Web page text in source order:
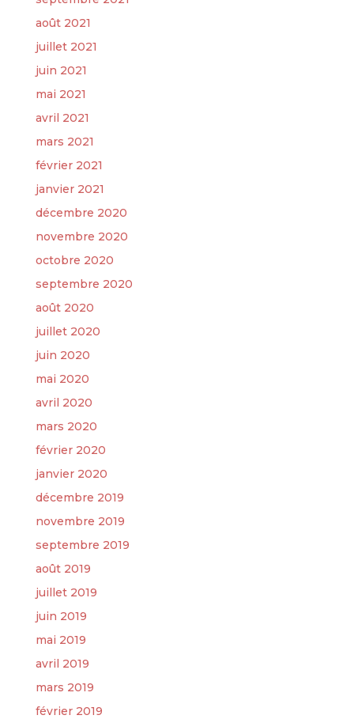
août 2021
juillet 2021
juin 2021
mai 2021
avril 2021
mars 2021
février 2021
janvier 2021
décembre 2020
novembre 2020
octobre 2020
septembre 2020
août 2020
juillet 2020
juin 2020
mai 2020
avril 2020
mars 2020
février 2020
janvier 2020
décembre 2019
novembre 2019
septembre 2019
août 2019
juillet 2019
juin 2019
mai 2019
avril 2019
mars 2019
février 2019